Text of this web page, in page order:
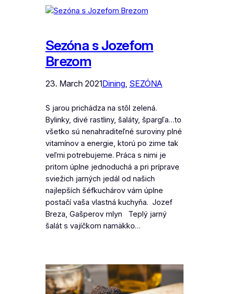
Sezóna s Jozefom
Brezom
23. March 2021Dining, SEZÓNA
S jarou prichádza na stôl zelená.
Bylinky, divé rastliny, šaláty, špargľa…to
všetko sú nenahraditeľné suroviny plné
vitamínov a energie, ktorú po zime tak
veľmi potrebujeme. Práca s nimi je
pritom úplne jednoduchá a pri príprave
sviežich jarných jedál od našich
najlepších šéfkuchárov vám úplne
postačí vaša vlastná kuchyňa. Jozef
Breza, Gašperov mlyn Teplý jarný
šalát s vajíčkom namäkko…